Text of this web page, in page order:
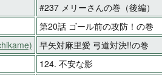
#237 メリーさんの巻（後編）
第20話 ゴール前の攻防！の巻
早矢対麻里愛 弓道対決!!の巻
124. 不安な影